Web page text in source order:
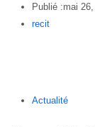
Publié :mai
Author
recit
Actualité